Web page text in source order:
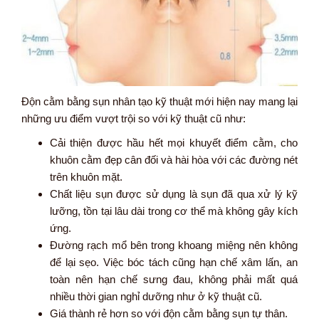
Độn cằm bằng sụn nhân tạo kỹ thuật mới hiện nay mang lại
những ưu điểm vượt trội so với kỹ thuật cũ như:
Cải thiện được hầu hết mọi khuyết điểm cằm, cho
khuôn cằm đẹp cân đối và hài hòa với các đường nét
trên khuôn mặt.
Chất liệu sụn được sử dụng là sụn đã qua xử lý kỹ
lưỡng, tồn tại lâu dài trong cơ thể mà không gây kích
ứng.
Đường rạch mổ bên trong khoang miệng nên không
để lại sẹo. Việc bóc tách cũng hạn chế xâm lấn, an
toàn nên hạn chế sưng đau, không phải mất quá
nhiều thời gian nghỉ dưỡng như ở kỹ thuật cũ.
Giá thành rẻ hơn so với độn cằm bằng sụn tự thân.